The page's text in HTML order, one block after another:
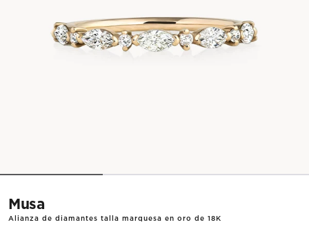
Musa
Alianza de diamantes talla marquesa en oro de 18K